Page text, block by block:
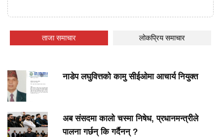
ताजा समाचार लोकप्रिय समाचार
नाडेप लघुवित्तको कामु सीईओमा आचार्य नियुक्त
अब संसदमा कालो चस्मा निषेध, प्रधानमन्त्रीले
पालना गर्छन् कि गर्दैनन् ?